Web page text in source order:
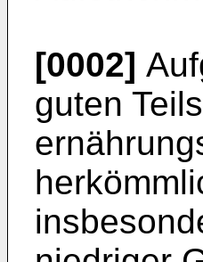
[0002]
guten